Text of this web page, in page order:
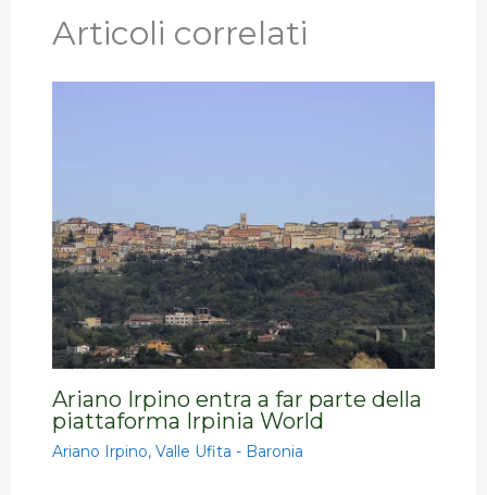
Articoli correlati
Ariano Irpino entra a far parte della
piattaforma Irpinia World
Ariano Irpino,Valle Ufita - Baronia